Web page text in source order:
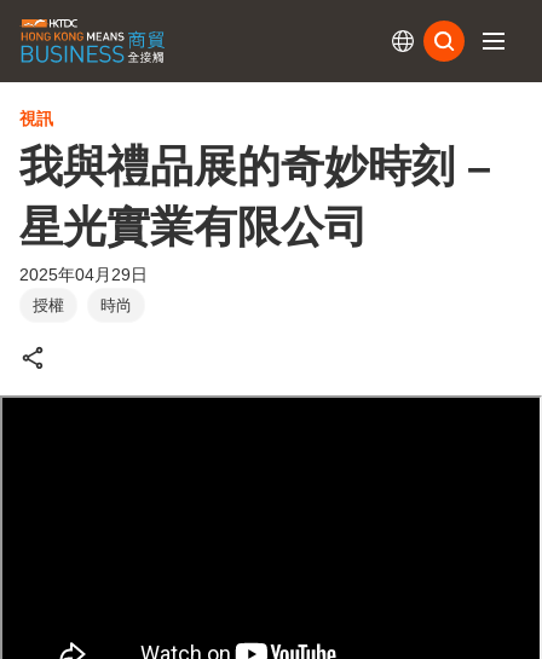
視訊
我與禮品展的奇妙時刻 –
星光實業有限公司
2025年04月29日
授權 時尚